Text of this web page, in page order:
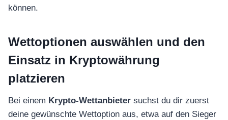
können.
Wettoptionen auswählen und den
Einsatz in Kryptowährung
platzieren
Bei einem Krypto-Wettanbieter suchst du dir zuerst
deine gewünschte Wettoption aus, etwa auf den Sieger